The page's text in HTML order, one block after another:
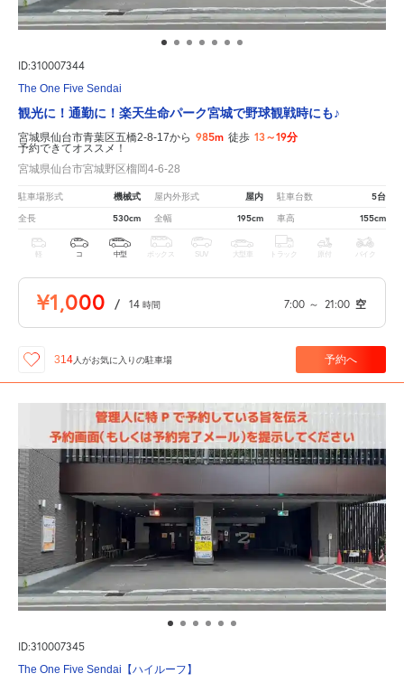
ID:310007344
The One Five Sendai
観光に！通勤に！楽天生命パーク宮城で野球観戦時にも♪
宮城県仙台市青葉区五橋2-8-17から 985m 徒歩 13～19分
予約できてオススメ！
宮城県仙台市宮城野区榴岡4-6-28
駐車場形式 機械式 屋内外形式 屋内 駐車台数 5台
全長 530cm 全幅 195cm 車高 155cm
軽 コ 中型 ボックス SUV 大型車 トラック 原付 バイク
¥1,000 / 14 時間 7:00 ～ 21:00 空
314人がお気に入りの駐車場 予約へ
ID:310007345
The One Five Sendai【ハイルーフ】